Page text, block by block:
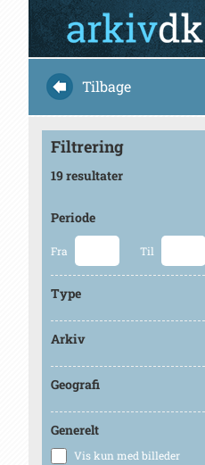
Tilbage
Filtrering
19 resultater
Periode
Fra Til
Type
Arkiv
Geografi
Generelt
Vis kun med billeder